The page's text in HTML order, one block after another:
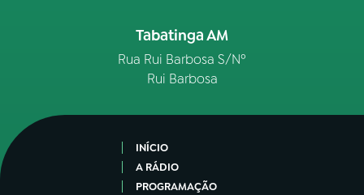
Tabatinga AM
Rua Rui Barbosa S/Nº
Rui Barbosa
INÍCIO
A RÁDIO
PROGRAMAÇÃO